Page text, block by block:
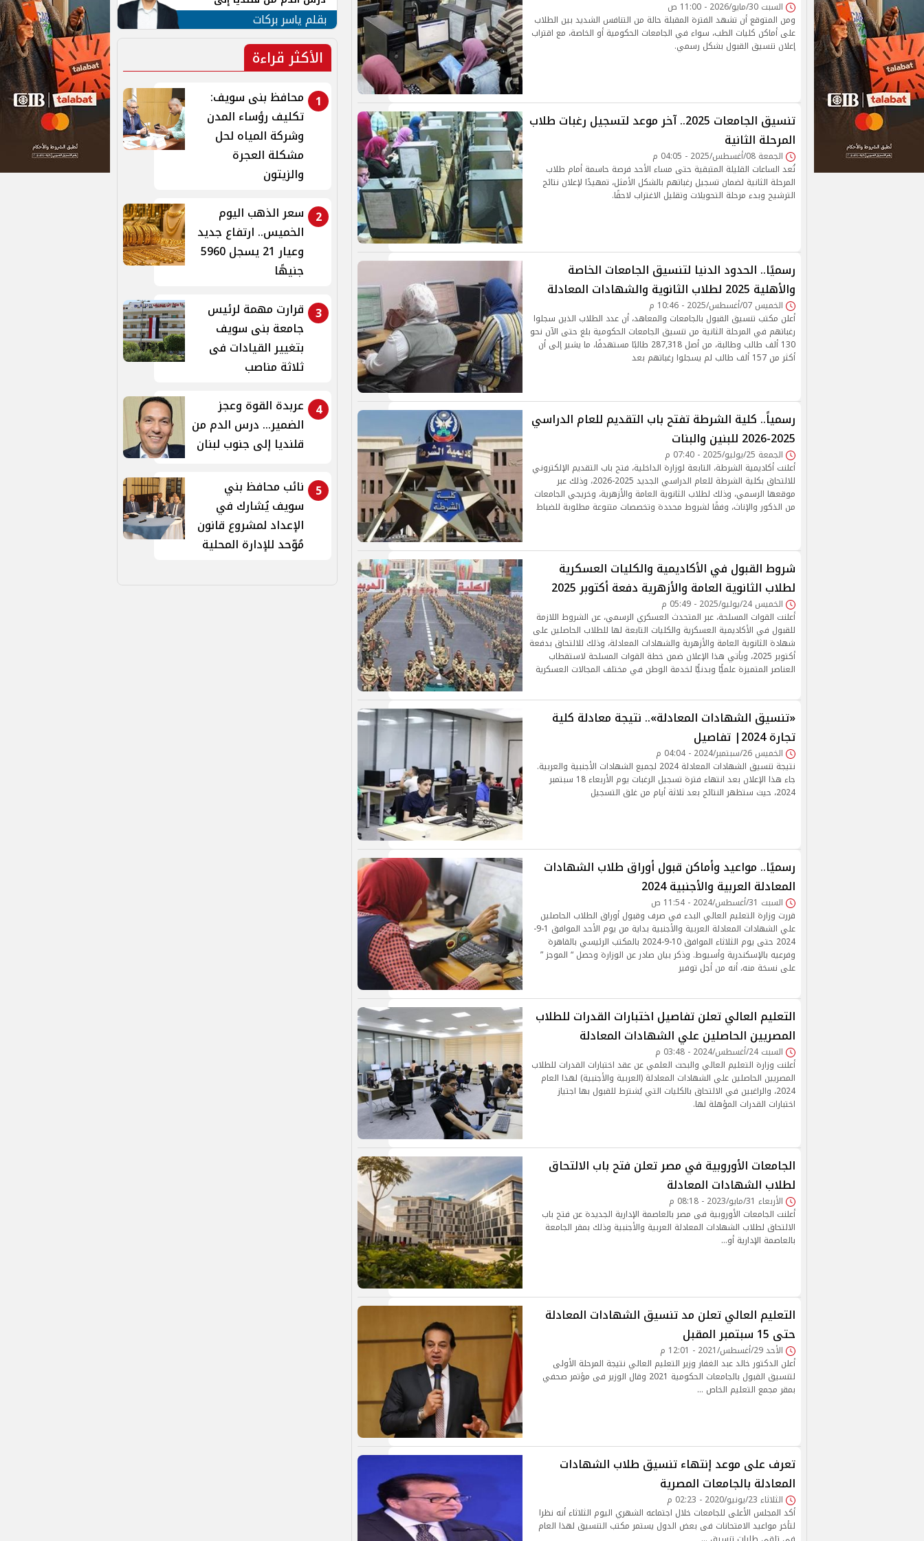
السبت 30/مايو/2026 - 11:00 ص
ومن المتوقع أن تشهد الفترة المقبلة حالة من التنافس الشديد بين الطلاب
على أماكن كليات الطب، سواء في الجامعات الحكومية أو الخاصة، مع اقتراب
إعلان تنسيق القبول بشكل رسمي.
تنسيق الجامعات 2025.. آخر موعد لتسجيل رغبات طلاب
المرحلة الثانية
الجمعة 08/أغسطس/2025 - 04:05 م
تُعد الساعات القليلة المتبقية حتى مساء الأحد فرصة حاسمة أمام طلاب
المرحلة الثانية لضمان تسجيل رغباتهم بالشكل الأمثل، تمهيدًا لإعلان نتائج
الترشيح وبدء مرحلة التحويلات وتقليل الاغتراب لاحقًا.
رسميًا.. الحدود الدنيا لتنسيق الجامعات الخاصة
والأهلية 2025 لطلاب الثانوية والشهادات المعادلة
الخميس 07/أغسطس/2025 - 10:46 م
أعلن مكتب تنسيق القبول بالجامعات والمعاهد، أن عدد الطلاب الذين سجلوا
رغباتهم في المرحلة الثانية من تنسيق الجامعات الحكومية بلغ حتى الآن نحو
130 ألف طالب وطالبة، من أصل 287,318 طالبًا مستهدفًا، ما يشير إلى أن
أكثر من 157 ألف طالب لم يسجلوا رغباتهم بعد
رسمياً.. كلية الشرطة تفتح باب التقديم للعام الدراسي
2025-2026 للبنين والبنات
الجمعة 25/يوليو/2025 - 07:40 م
أعلنت أكاديمية الشرطة، التابعة لوزارة الداخلية، فتح باب التقديم الإلكتروني
للالتحاق بكلية الشرطة للعام الدراسي الجديد 2025-2026، وذلك عبر
موقعها الرسمي، وذلك لطلاب الثانوية العامة والأزهرية، وخريجي الجامعات
من الذكور والإناث، وفقًا لشروط محددة وتخصصات متنوعة مطلوبة للضباط
شروط القبول في الأكاديمية والكليات العسكرية
لطلاب الثانوية العامة والأزهرية دفعة أكتوبر 2025
الخميس 24/يوليو/2025 - 05:49 م
أعلنت القوات المسلحة، عبر المتحدث العسكري الرسمي، عن الشروط اللازمة
للقبول في الأكاديمية العسكرية والكليات التابعة لها للطلاب الحاصلين على
شهادة الثانوية العامة والأزهرية والشهادات المعادلة، وذلك للالتحاق بدفعة
أكتوبر 2025، ويأتي هذا الإعلان ضمن خطة القوات المسلحة لاستقطاب
العناصر المتميزة علميًّا وبدنيًّا لخدمة الوطن في مختلف المجالات العسكرية
«تنسيق الشهادات المعادلة».. نتيجة معادلة كلية
تجارة 2024| تفاصيل
الخميس 26/سبتمبر/2024 - 04:04 م
نتيجة تنسيق الشهادات المعادلة 2024 لجميع الشهادات الأجنبية والعربية.
جاء هذا الإعلان بعد انتهاء فترة تسجيل الرغبات يوم الأربعاء 18 سبتمبر
2024، حيث ستظهر النتائج بعد ثلاثة أيام من غلق التسجيل
رسميًا.. مواعيد وأماكن قبول أوراق طلاب الشهادات
المعادلة العربية والأجنبية 2024
السبت 31/أغسطس/2024 - 11:54 ص
قررت وزارة التعليم العالي البدء في صرف وقبول أوراق الطلاب الحاصلين
علي الشهادات المعادلة العربية والأجنبية بداية من يوم الأحد الموافق 1-9-
2024 حتى يوم الثلاثاء الموافق 10-9-2024 بالمكتب الرئيسي بالقاهرة
وفرعيه بالإسكندرية وأسيوط. وذكر بيان صادر عن الوزارة وحصل “ الموجز ”
على نسخة منه، أنه من أجل توفير
التعليم العالي تعلن تفاصيل اختبارات القدرات للطلاب
المصريين الحاصلين علي الشهادات المعادلة
السبت 24/أغسطس/2024 - 03:48 م
أعلنت وزارة التعليم العالي والبحث العلمي عن عقد اختبارات القدرات للطلاب
المصريين الحاصلين علي الشهادات المعادلة (العربية والأجنبية) لهذا العام
2024، والراغبين في الالتحاق بالكليات التي يُشترط للقبول بها اجتياز
اختبارات القدرات المؤهلة لها.
الجامعات الأوروبية في مصر تعلن فتح باب الالتحاق
لطلاب الشهادات المعادلة
الأربعاء 31/مايو/2023 - 08:18 م
أعلنت الجامعات الأوروبية فى مصر بالعاصمة الإدارية الجديدة عن فتح باب
الالتحاق لطلاب الشهادات المعادلة العربية والأجنبية وذلك بمقر الجامعة
بالعاصمة الإدارية أو…
التعليم العالي تعلن مد تنسيق الشهادات المعادلة
حتى 15 سبتمبر المقبل
الأحد 29/أغسطس/2021 - 12:01 م
أعلن الدكتور خالد عبد الغفار وزير التعليم العالي نتيجة المرحلة الأولى
لتنسيق القبول بالجامعات الحكومية 2021 وقال الوزير فى مؤتمر صحفي
بمقر مجمع التعليم الخاص …
تعرف على موعد إنتهاء تنسيق طلاب الشهادات
المعادلة بالجامعات المصرية
الثلاثاء 23/يونيو/2020 - 02:23 م
أكد المجلس الأعلى للجامعات خلال اجتماعه الشهري اليوم الثلاثاء أنه نظرا
لتأخر مواعيد الامتحانات فى بعض الدول يستمر مكتب التنسيق لهذا العام
جنوب لبنان
بقلم ياسر بركات
الأكثر قراءة
1
محافظ بنى سويف:
تكليف رؤساء المدن
وشركة المياه لحل
مشكلة العجرة
والزيتون
2
سعر الذهب اليوم
الخميس.. ارتفاع جديد
وعيار 21 يسجل 5960
جنيهًا
3 قرارت مهمة لرئيس
جامعة بنى سويف
بتغيير القيادات فى
ثلاثة مناصب
4
عربدة القوة وعجز
الضمير... درس الدم من
قلنديا إلى جنوب لبنان
5
نائب محافظ بني
سويف يُشارك في
الإعداد لمشروع قانون
مُوّحد للإدارة المحلية